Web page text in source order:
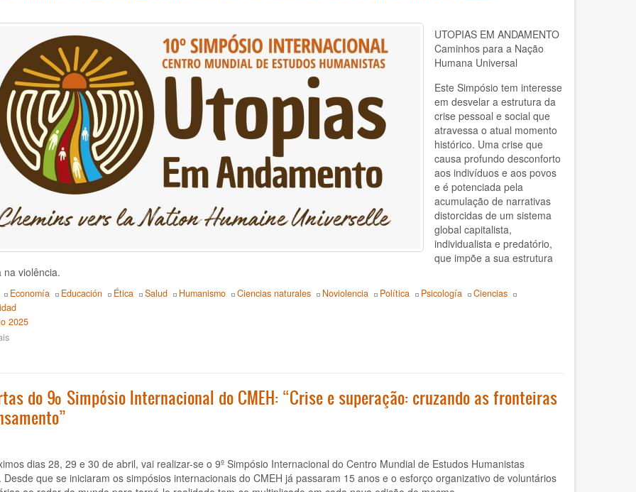
Centro
Mundial
de
Estudos
Humanistas
UTOPIAS EM ANDAMENTO
Caminhos para a Nação
Humana Universal
Este Simpósio tem interesse
em desvelar a estrutura da
crise pessoal e social que
atravessa o atual momento
histórico. Uma crise que
causa profundo desconforto
aos indivíduos e aos povos
e é potenciada pela
acumulação de narrativas
distorcidas de um sistema
global capitalista,
individualista e predatório,
que impõe a sua estrutura
na violência.
Economía Educación Ética Salud Humanismo Ciencias naturales Noviolencia Política Psicología
Ciencias
2025
sobre
10º
do
CMEH
a
de
8
do 9º Simpósio Internacional do CMEH: “Crise e superação: cruzando as fronteiras
dias 28, 29 e 30 de abril, vai realizar-se o 9º Simpósio Internacional do Centro Mundial de Estudos Humanistas
Desde que se iniciaram os simpósios internacionais do CMEH já passaram 15 anos e o esforço organizativo de voluntários